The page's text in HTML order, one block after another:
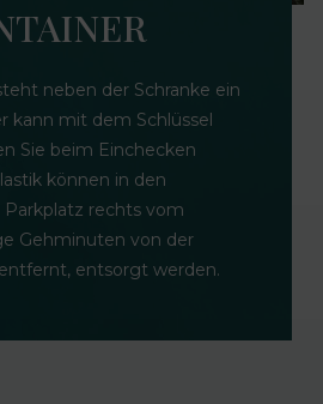
neben der Schranke ein
kann mit dem Schlüssel
Sie beim Einchecken
können in den
rechts vom
Gehminuten von der
entsorgt werden.